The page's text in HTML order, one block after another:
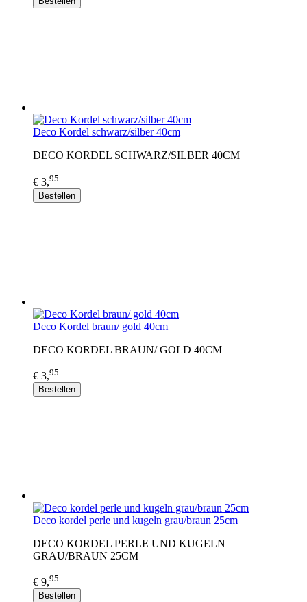
Deco Kordel schwarz/silber 40cm
DECO KORDEL SCHWARZ/SILBER 40CM
€ 3,95
Bestellen
Deco Kordel braun/ gold 40cm
DECO KORDEL BRAUN/ GOLD 40CM
€ 3,95
Bestellen
Deco kordel perle und kugeln grau/braun 25cm
DECO KORDEL PERLE UND KUGELN
GRAU/BRAUN 25CM
€ 9,95
Bestellen